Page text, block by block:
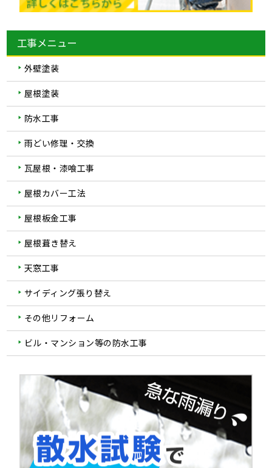
工事メニュー
外壁塗装
屋根塗装
防水工事
雨どい修理・交換
瓦屋根・漆喰工事
屋根カバー工法
屋根板金工事
屋根葺き替え
天窓工事
サイディング張り替え
その他リフォーム
ビル・マンション等の防水工事